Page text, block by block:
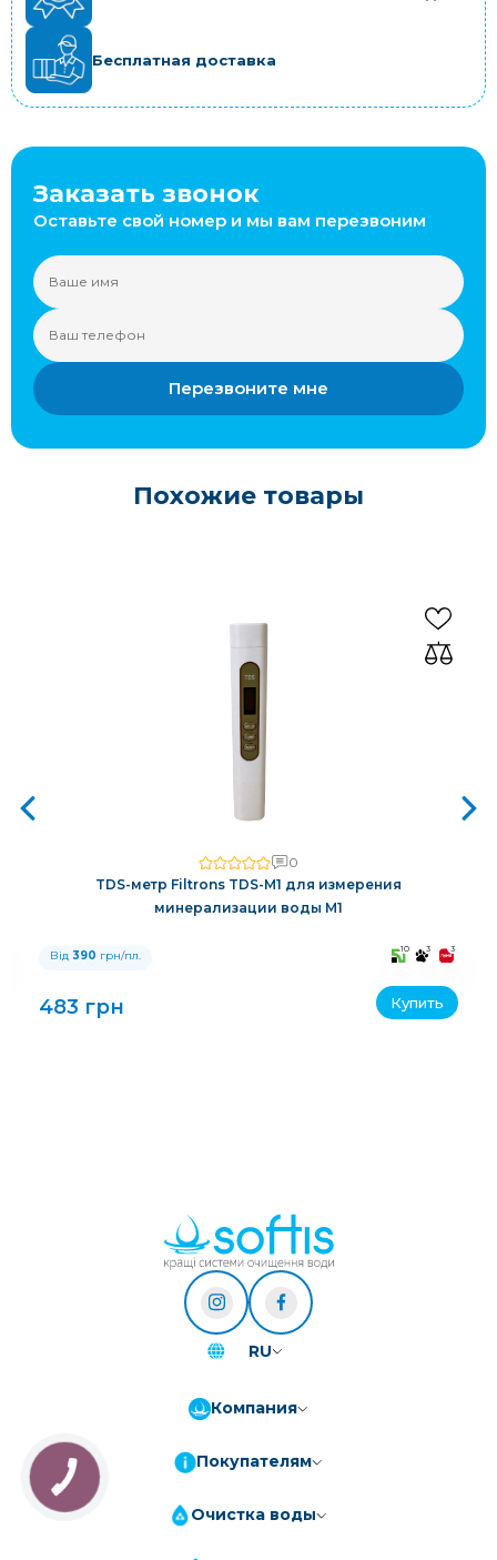
Бесплатная доставка
Заказать звонок
Оставьте свой номер и мы вам перезвоним
Перезвоните мне
Похожие товары
0
TDS-метр Filtrons TDS-M1 для измерения
минерализации воды M1
Від 390 грн/пл. 10 3 3
483 грн Купить
RU
Компания
Покупателям
Очистка воды
КНОПКА
ЗВ'ЯЗКУ